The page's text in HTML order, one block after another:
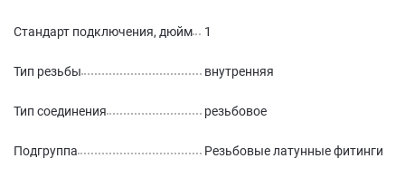
Стандарт подключения, дюйм 1
Тип резьбы внутренняя
Тип соединения резьбовое
Подгруппа Резьбовые латунные фитинги